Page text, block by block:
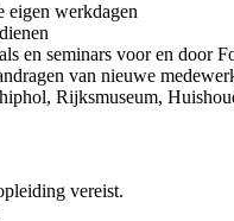
eigen werkdagen
en seminars voor en door
van nieuwe
Rijksmuseum,
vereist.